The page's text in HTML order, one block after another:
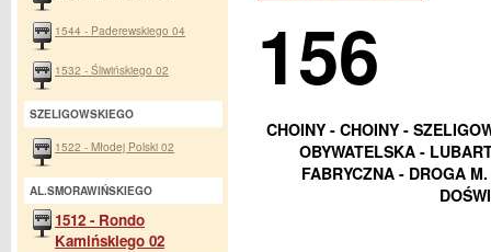
156
CHOINY - CHOINY -
OBYWATELSKA -
FABRYCZNA - DROGA
1544 - Paderewskiego 04
1532 - Śliwińskiego 02
SZELIGOWSKIEGO
1522 - Młodej Polski 02
AL.SMORAWIŃSKIEGO
1512 - Rondo
Kamińskiego 02